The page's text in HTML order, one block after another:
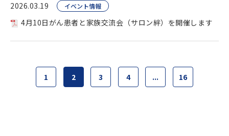
2026.03.19 イベント情報
4月10日がん患者と家族交流会（サロン絆）を開催します
1 2 3 4 ... 16